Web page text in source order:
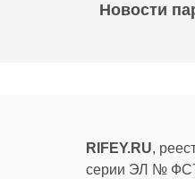
Новости
RIFEY.RU,
серии ЭЛ №